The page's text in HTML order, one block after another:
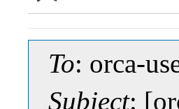
To: orca-
Subject: